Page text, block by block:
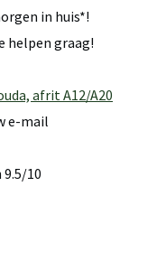
in huis*!
helpen graag!
afrit A12/A20
e-mail
10